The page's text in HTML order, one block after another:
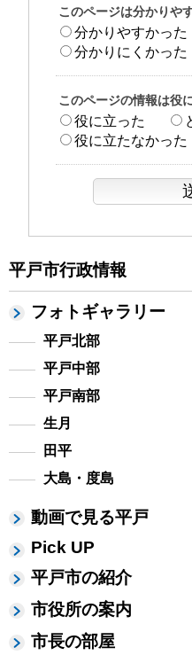
平戸市行政情報
フォトギャラリー
平戸北部
平戸中部
平戸南部
生月
田平
大島・度島
動画で見る平戸
Pick UP
平戸市の紹介
市役所の案内
市長の部屋
このページは分かりや
分かりやすかった
分かりにくかった
このページの情報は役
役に立った
役に立たなかった